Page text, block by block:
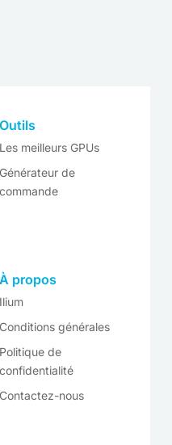
Outils
Les meilleurs GPUs
Générateur de
commande
À propos
Ilium
Conditions générales
Politique de
confidentialité
Contactez-nous